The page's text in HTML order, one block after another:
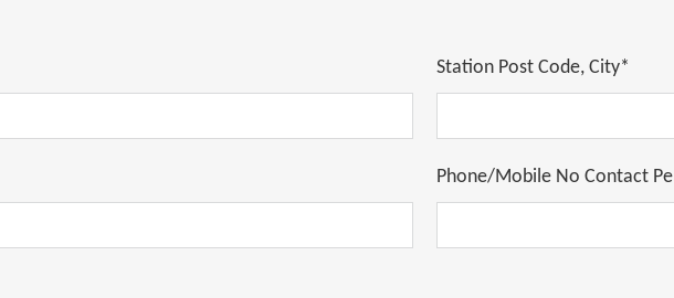
Station Post Code, City*
Phone/Mobile No Contact